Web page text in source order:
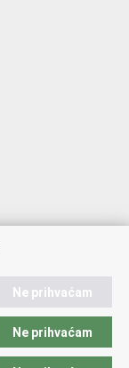
Ne prihvaćam
Ne prihvaćam